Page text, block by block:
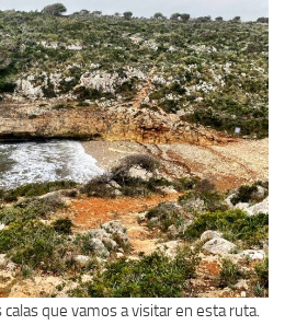
que vamos a visitar en esta ruta.